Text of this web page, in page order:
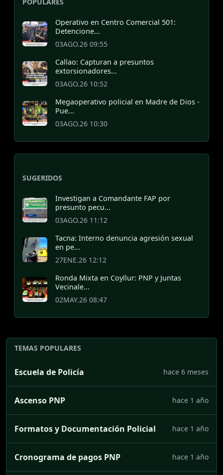
Operativo en Centro Comercial 501:
Detencione...
03AGO.26 09:55
Callao: Capturan a presuntos
extorsionadores...
03AGO.26 10:52
Megaoperativo policial en Madre de Dios -
Pue...
03AGO.26 10:30
SUGERIDOS
Investigan a Comandante FAP por
presunto pecu...
03AGO.26 11:12
Tacna: Interno denuncia agresión sexual
en pe...
27ENE.26 12:12
Ronda Mixta en Coyllur: PNP y Juntas
Vecinale...
02MAY.26 08:47
TEMAS POPULARES
Escuela de Policía hace 6 meses
Ascenso PNP hace 1 año
Formatos y Documentación Policial hace 1 año
Cronograma de pagos PNP hace 1 año